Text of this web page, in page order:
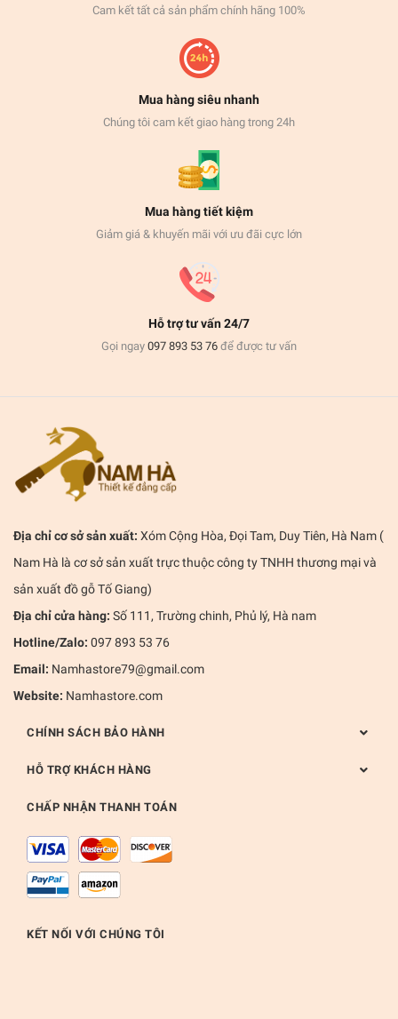
Cam kết tất cả sản phẩm chính hãng 100%
Mua hàng siêu nhanh
Chúng tôi cam kết giao hàng trong 24h
Mua hàng tiết kiệm
Giảm giá & khuyến mãi với ưu đãi cực lớn
Hỗ trợ tư vấn 24/7
Gọi ngay 097 893 53 76 để được tư vấn
Địa chỉ cơ sở sản xuất: Xóm Cộng Hòa, Đọi Tam, Duy Tiên, Hà Nam (
Nam Hà là cơ sở sản xuất trực thuộc công ty TNHH thương mại và
sản xuất đồ gỗ Tố Giang)
Địa chỉ cửa hàng: Số 111, Trường chinh, Phủ lý, Hà nam
Hotline/Zalo: 097 893 53 76
Email: Namhastore79@gmail.com
Website: Namhastore.com
CHÍNH SÁCH BẢO HÀNH
HỖ TRỢ KHÁCH HÀNG
CHẤP NHẬN THANH TOÁN
KẾT NỐI VỚI CHÚNG TÔI